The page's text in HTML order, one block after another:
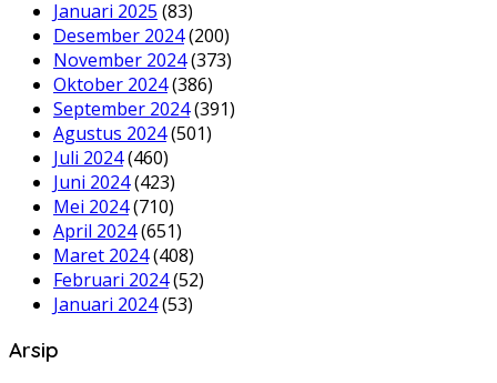
Januari 2025 (83)
Desember 2024(200)
November 2024(373)
Oktober 2024(386)
September 2024(391)
Agustus 2024(501)
Juli 2024(460)
Juni 2024(423)
Mei 2024(710)
April 2024(651)
Maret 2024(408)
Februari 2024(52)
Januari 2024(53)
Arsip